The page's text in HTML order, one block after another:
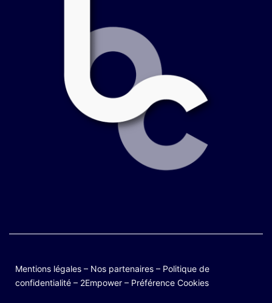
Mentions légales – Nos partenaires – Politique de
confidentialité – 2Empower – Préférence Cookies